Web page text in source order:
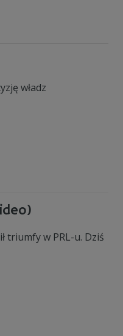
władz
triumfy w PRL-u. Dziś